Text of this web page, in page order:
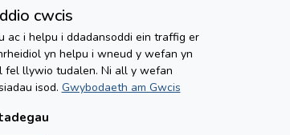
cwcis
ac i helpu i ddadansoddi ein traffig er
yn helpu i wneud y wefan yn
fel llywio tudalen. Ni all y wefan
isod. Gwybodaeth am Gwcis